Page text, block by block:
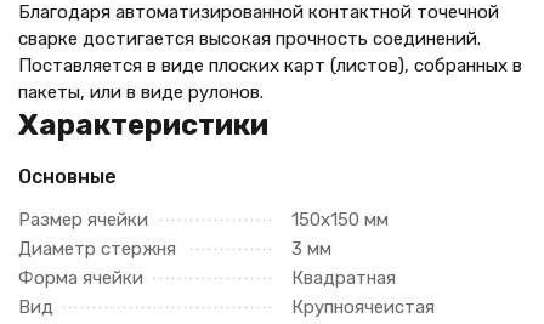
Благодаря автоматизированной контактной точечной
сварке достигается высокая прочность соединений.
Поставляется в виде плоских карт (листов), собранных в
пакеты, или в виде рулонов.
Характеристики
Основные
Размер ячейки
150х150 мм
Диаметр стержня
3 мм
Форма ячейки
Квадратная
Вид
Крупноячеистая